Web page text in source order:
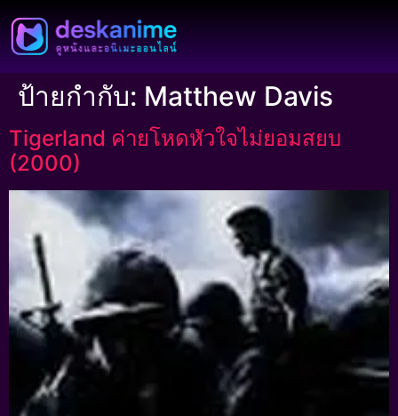
ป้ายกำกับ: Matthew Davis
Tigerland ค่ายโหดหัวใจไม่ยอมสยบ
(2000)